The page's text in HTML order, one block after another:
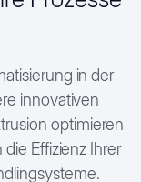
in der
innovativen
optimieren
Effizienz Ihrer